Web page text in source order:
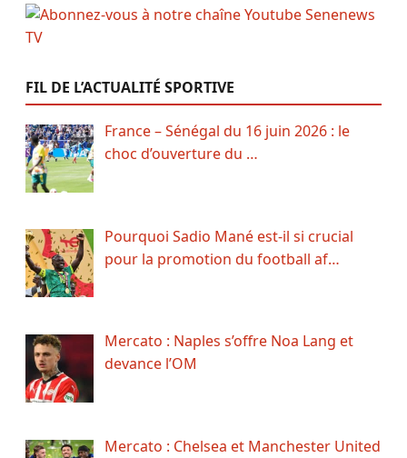
FIL DE L’ACTUALITÉ SPORTIVE
France – Sénégal du 16 juin 2026 : le
choc d’ouverture du …
Pourquoi Sadio Mané est-il si crucial
pour la promotion du football af…
Mercato : Naples s’offre Noa Lang et
devance l’OM
Mercato : Chelsea et Manchester United